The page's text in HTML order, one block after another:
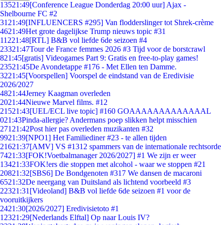
13521:49[Conference League Donderdag 20:00 uur] Ajax -
Shelbourne FC #2
31 21:49[INFLUENCERS #295] Van flodderslinger tot Shrek-crème
4621:49Het grote dagelijkse Trump nieuws topic #31
11221:48[RTL] B&B vol liefde 6de seizoen #4
23321:47Tour de France femmes 2026 #3 Tijd voor de borstcrawl
821:45[gratis] Videogames Part 9: Gratis en free-to-play games!
23521:45De Avondetappe #176 - Met Ellen ten Damme.
3221:45[Voorspellen] Voorspel de eindstand van de Eredivisie
2026/2027
4821:44Jerney Kaagman overleden
2021:44Nieuwe Marvel films. #12
21521:43[UEL/ECL live topic] #160 GOAAAAAAAAAAAAAL
021:43Pinda-allergie? Andermans poep slikken helpt misschien
271 21:42Post hier pas overleden muzikanten #32
9921:39[NPO1] Het Familiediner #23 - te allen tijden
21621:37[AMV] VS #1312 spammers van de internationale rechtsorde
7421:33[FOK!Voetbalmanager 2026/2027] #1 We zijn er weer
13421:33FOK!ers die stoppen met alcohol - waar we stoppen #21
20821:32[SBS6] De Bondgenoten #317 We dansen de macaroni
6521:32De neergang van Duitsland als lichtend voorbeeld #3
22321:31 [Videoland] B&B vol liefde 6de seizoen #1 voor de
vooruitkijkers
2421:30[2026/2027] Eredivisietoto #1
12321:29[Nederlands Elftal] Op naar Louis IV?